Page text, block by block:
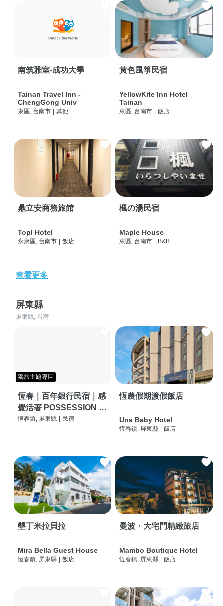
南筑雅室-成功大學
Tainan Travel Inn -
ChengGong Univ
東區, 台南市 | 其他
黃色風箏民宿
YellowKite Inn Hotel
Tainan
東區, 台南市 | 飯店
鼎立安商務旅館
Topl Hotel
永康區, 台南市 | 飯店
楓の湯民宿
Maple House
東區, 台南市 | B&B
查看更多
屏東縣
屏東縣, 台灣
獨旅主題專區
恆春｜百年銀行民宿｜感
覺活著 POSSESSION |
背包客棧 | 恆春必住特色
恆春鎮, 屏東縣 民宿
恆農假期渡假飯店
Una Baby Hotel
恆春鎮, 屏東縣 飯店
墾丁米拉貝拉
Mira Bella Guest House
恆春鎮, 屏東縣 飯店
曼波・大宅門精緻旅店
Mambo Boutique Hotel
恆春鎮, 屏東縣 飯店